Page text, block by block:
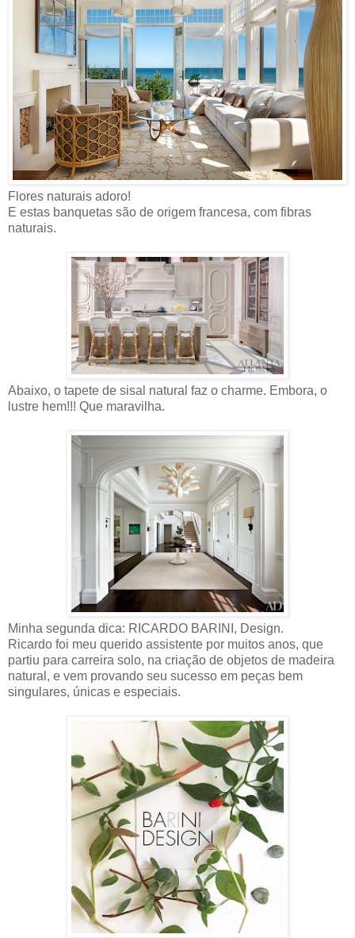
Flores naturais adoro!
E estas banquetas são de origem francesa, com fibras
naturais.
Abaixo, o tapete de sisal natural faz o charme. Embora, o
lustre hem!!! Que maravilha.
Minha segunda dica: RICARDO BARINI, Design.
Ricardo foi meu querido assistente por muitos anos, que
partiu para carreira solo, na criação de objetos de madeira
natural, e vem provando seu sucesso em peças bem
singulares, únicas e especiais.